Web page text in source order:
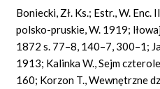
Boniecki, Zł. Ks.; Estr., W. Enc.
polsko-pruskie, W. 1919;
1872 s. 77–8, 140–7, 300–1;
1913; Kalinka W., Sejm
160; Korzon T., Wewnętrzne